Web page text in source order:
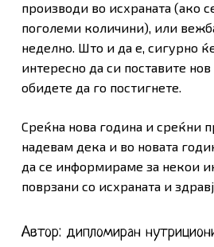
производи во исхраната (ако
поголеми количини), или
неделно. Што и да е, сигурно
интересно да си поставите
обидете да го постигнете.
Среќна нова година и среќни
надевам дека и во новата
да се информираме за некои
поврзани со исхраната и
Автор: дипломиран